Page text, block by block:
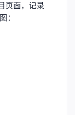
页面，记录
：